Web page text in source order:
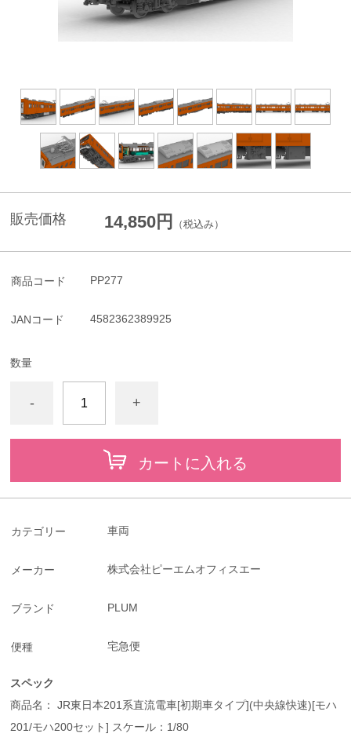
販売価格 14,850円 （税込み）
商品コード PP277
JANコード 4582362389925
数量
- +
カートに入れる
カテゴリー 車両
メーカー 株式会社ピーエムオフィスエー
ブランド PLUM
便種 宅急便
スペック
商品名： JR東日本201系直流電車[初期車タイプ](中央線快速)[モハ
201/モハ200セット] スケール：1/80